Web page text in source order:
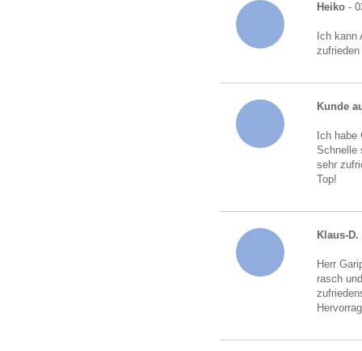
Heiko -
Ich
Kunde
Ich
Schnelle
sehr
Top!
Klaus-D.
Herr
rasch